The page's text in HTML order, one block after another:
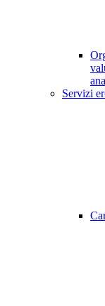
Servizi